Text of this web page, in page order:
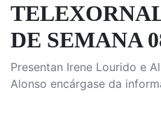
DE SEMANA
Presentan Irene Lourido e
Alonso encárgase da